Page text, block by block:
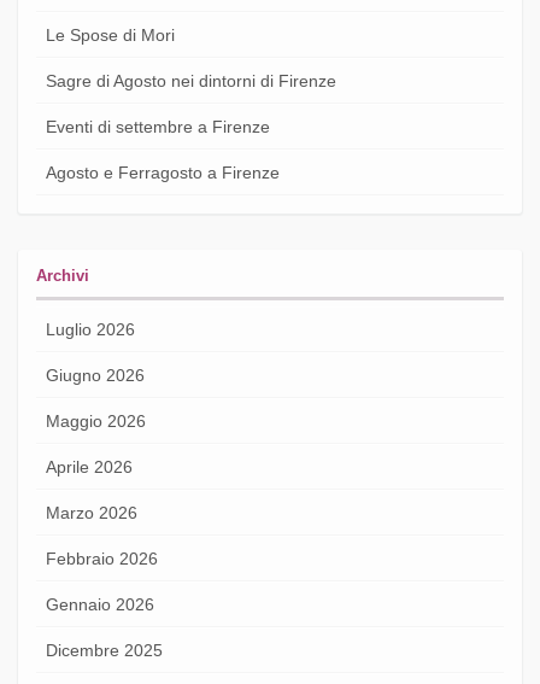
Le Spose di Mori
Sagre di Agosto nei dintorni di Firenze
Eventi di settembre a Firenze
Agosto e Ferragosto a Firenze
Archivi
Luglio 2026
Giugno 2026
Maggio 2026
Aprile 2026
Marzo 2026
Febbraio 2026
Gennaio 2026
Dicembre 2025